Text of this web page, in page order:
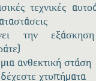
τεχνικές
την
ανθεκτική στάση
χτυπήματα